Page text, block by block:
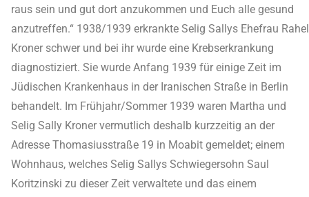
raus sein und gut dort anzukommen und Euch alle gesund
anzutreffen.“ 1938/1939 erkrankte Selig Sallys Ehefrau Rahel
Kroner schwer und bei ihr wurde eine Krebserkrankung
diagnostiziert. Sie wurde Anfang 1939 für einige Zeit im
Jüdischen Krankenhaus in der Iranischen Straße in Berlin
behandelt. Im Frühjahr/Sommer 1939 waren Martha und
Selig Sally Kroner vermutlich deshalb kurzzeitig an der
Adresse Thomasiusstraße 19 in Moabit gemeldet; einem
Wohnhaus, welches Selig Sallys Schwiegersohn Saul
Koritzinski zu dieser Zeit verwaltete und das einem